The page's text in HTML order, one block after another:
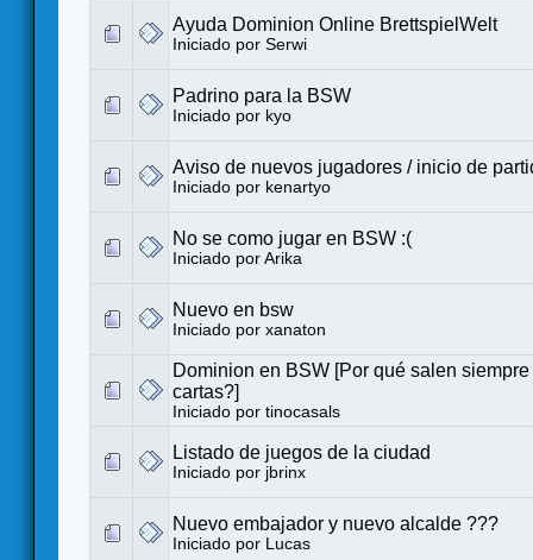
Ayuda Dominion Online BrettspielWelt
Iniciado por Serwi
Padrino para la BSW
Iniciado por kyo
Aviso de nuevos jugadores / inicio de
Iniciado por kenartyo
No se como jugar en BSW :(
Iniciado por Arika
Nuevo en bsw
Iniciado por xanaton
Dominion en BSW [Por qué salen
cartas?]
Iniciado por tinocasals
Listado de juegos de la ciudad
Iniciado por jbrinx
Nuevo embajador y nuevo alcalde ???
Iniciado por Lucas